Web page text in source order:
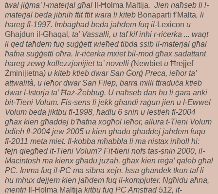
twal jiġma’ l-materjal għal
Il-Ħolma Maltija. Jien naħseb li l-
materjal beda jibnih ftit ftit wara li kiteb Bonaparti f’Malta, li
ħareġ fl-1997. Imbagħad beda jaħdem fuq il-Lexicon u
Għajdun il-Għaqal , ta’ Vassalli, u taf kif inhi r-riċerka ... waqt
li qed taħdem fuq suġġett wieħed tibda ssib il-materjal għal
ħafna suġġetti oħra. Ir-riċerka mxiet bil-mod għax sadattant
ħareġ żewġ kollezzjonijiet ta’ novelli (Newbietu Ħrejjef
Żminijietna) u kiteb ktieb dwar San Ġorġ Preca, ieħor ta’
attwalità, u ieħor dwar San Filep, barra milli ttraduċa ktieb
dwar l-Istorja ta’ Ħaż-Żebbuġ. U naħseb dan hu li ġara anki
bit-Tieni Volum. Fis-sens li jekk għandi raġun jien u l-Ewwel
Volum beda jiktbu fl-1998, ħadlu 6 snin u lestieh fl-2004
għax kien għaddej b’ħafna xogħol ieħor, allura t-Tieni Volum
bdieh fl-2004 jew 2005 u kien għadu għaddej jaħdem fuqu
fl-2011 meta miet. Il-kobba mħabbla li ma nistax inħoll hi:
fejn qiegħed it-Tieni Volum? Fit-tieni nofs tas-snin 2000, il-
Macintosh ma kienx għadu jużah, għax kien reġa’ qaleb għal
PC. Imma fuq il-PC ma sibna xejn. Issa għandek tkun taf li
hu mhux dejjem kien jaħdem fuq il-kompjuter. Ngħidu aħna,
mentri
Il-Ħolma Maltija kitbu fuq PC Amstrad 512, it-